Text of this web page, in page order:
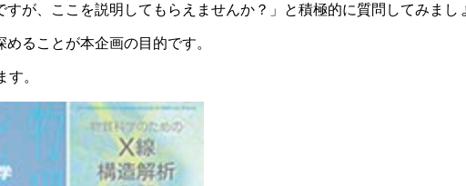
が、ここを説明してもらえませんか？」と積極的に質問してみまし
ることが本企画の目的です。
。